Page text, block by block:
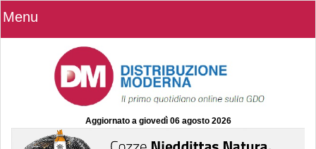
Menu
Aggiornato a giovedì 06 agosto 2026